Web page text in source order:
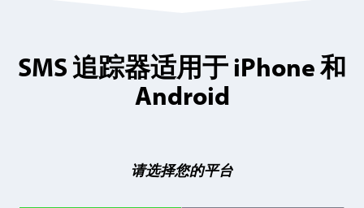
SMS 追踪器适用于 iPhone 和
Android
请选择您的平台